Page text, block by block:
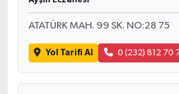
ATATÜRK MAH. 99 SK. NO:28 75
Yol Tarifi Al 0 (232) 812 70